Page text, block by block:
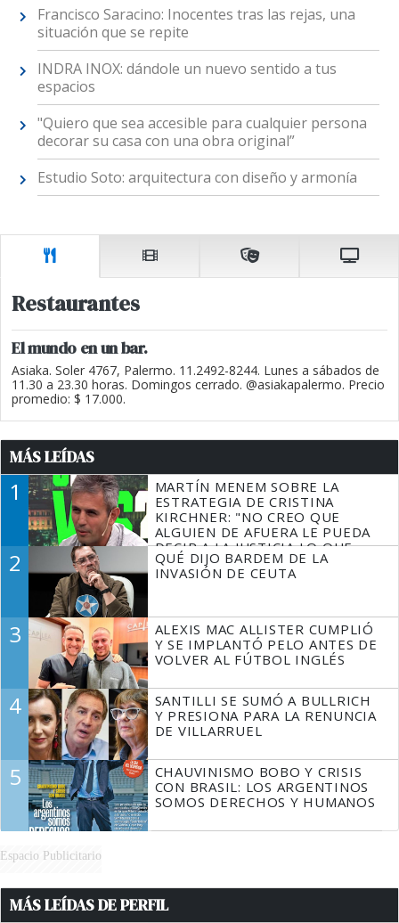
Francisco Saracino: Inocentes tras las rejas, una
situación que se repite
INDRA INOX: dándole un nuevo sentido a tus
espacios
"Quiero que sea accesible para cualquier persona
decorar su casa con una obra original”
Estudio Soto: arquitectura con diseño y armonía
Restaurantes
El mundo en un bar.
Asiaka. Soler 4767, Palermo. 11.2492-8244. Lunes a sábados de
11.30 a 23.30 horas. Domingos cerrado. @asiakapalermo. Precio
promedio: $ 17.000.
MÁS LEÍDAS
1
MARTÍN MENEM SOBRE LA
ESTRATEGIA DE CRISTINA
KIRCHNER: "NO CREO QUE
ALGUIEN DE AFUERA LE PUEDA
DECIR A LA JUSTICIA LO QUE
TIENE QUE HACER"
2
QUÉ DIJO BARDEM DE LA
INVASIÓN DE CEUTA
3
ALEXIS MAC ALLISTER CUMPLIÓ
Y SE IMPLANTÓ PELO ANTES DE
VOLVER AL FÚTBOL INGLÉS
4
SANTILLI SE SUMÓ A BULLRICH
Y PRESIONA PARA LA RENUNCIA
DE VILLARRUEL
5
CHAUVINISMO BOBO Y CRISIS
CON BRASIL: LOS ARGENTINOS
SOMOS DERECHOS Y HUMANOS
Espacio Publicitario
MÁS LEÍDAS DE PERFIL